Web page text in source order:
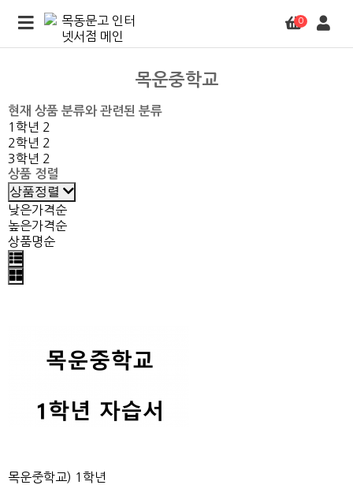
0
목운중학교
현재 상품 분류와 관련된 분류
1학년 2
2학년 2
3학년 2
상품 정렬
상품정렬
낮은가격순
높은가격순
상품명순
목운중학교) 1학년